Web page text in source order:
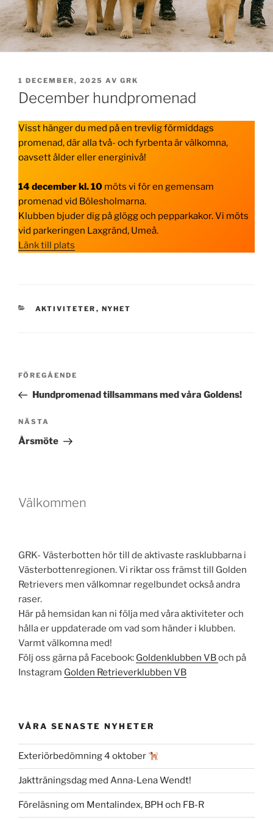
PUBLICERAT
1 DECEMBER, 2025 AV GRK
December hundpromenad
Visst hänger du med på en trevlig förmiddags
promenad, där alla två- och fyrbenta är välkomna,
oavsett ålder eller energinivå!
14 december kl. 10 möts vi för en gemensam
promenad vid Bölesholmarna.
Klubben bjuder dig på glögg och pepparkakor. Vi möts
vid parkeringen Laxgränd, Umeå.
Länk till plats
KATEGORIER
AKTIVITETER , NYHET
Inläggsnavigering
Föregående
inlägg
FÖREGÅENDE
Hundpromenad tillsammans med våra Goldens!
Nästa
inlägg
NÄSTA
Årsmöte
Välkommen
GRK- Västerbotten hör till de aktivaste rasklubbarna i
Västerbottenregionen. Vi riktar oss främst till Golden
Retrievers men välkomnar regelbundet också andra
raser.
Här på hemsidan kan ni följa med våra aktiviteter och
hålla er uppdaterade om vad som händer i klubben.
Varmt välkomna med!
Följ oss gärna på Facebook: Goldenklubben VBoch på
Instagram Golden Retrieverklubben VB
VÅRA SENASTE NYHETER
Exteriörbedömning 4 oktober
Jaktträningsdag med Anna-Lena Wendt!
Föreläsning om Mentalindex, BPH och FB-R